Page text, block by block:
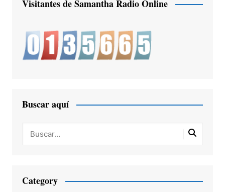
Visitantes de Samantha Radio Online
Buscar aquí
Category